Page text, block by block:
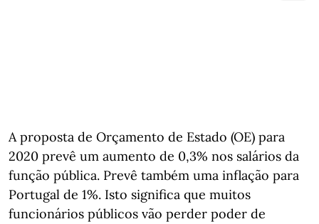
A proposta de Orçamento de Estado (OE) para
2020 prevê um aumento de 0,3% nos salários da
função pública. Prevê também uma inflação para
Portugal de 1%. Isto significa que muitos
funcionários públicos vão perder poder de